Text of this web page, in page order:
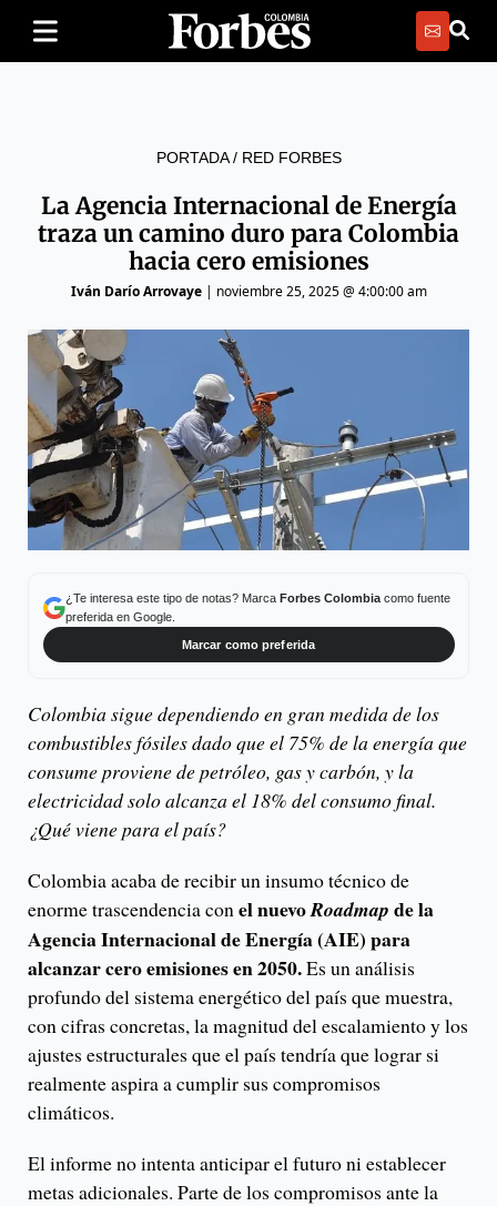
PORTADA/ RED FORBES
La Agencia Internacional de Energía
traza un camino duro para Colombia
hacia cero emisiones
Iván Darío Arrovaye| noviembre 25, 2025 @ 4:00:00 am
¿Te interesa este tipo de notas? Marca Forbes Colombiacomo fuente
preferida en Google.
Marcar como preferida
Colombia sigue dependiendo en gran medida de los
combustibles fósiles dado que el 75% de la energía que
consume proviene de petróleo, gas y carbón, y la
electricidad solo alcanza el 18% del consumo final.
¿Qué viene para el país?
Colombia acaba de recibir un insumo técnico de
enorme trascendencia con el nuevoRoadmap de la
Agencia Internacional de Energía (AIE) para
alcanzar cero emisiones en 2050.Es un análisis
profundo del sistema energético del país que muestra,
con cifras concretas, la magnitud del escalamiento y los
ajustes estructurales que el país tendría que lograr si
realmente aspira a cumplir sus compromisos
climáticos.
El informe no intenta anticipar el futuro ni establecer
metas adicionales. Parte de los compromisos ante la